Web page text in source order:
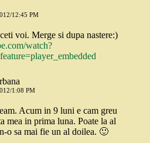
12:45 PM
voi. Merge si dupa nastere:)
watch?
1:08 PM
Acum in 9 luni e cam greu
mea in prima luna. Poate la al
o sa mai fie un al doilea. 🙂